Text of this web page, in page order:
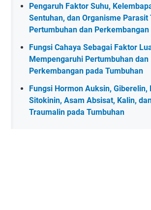
Pengaruh Faktor Suhu,
Sentuhan, dan Organisme Parasit
Pertumbuhan dan
Fungsi Cahaya Sebagai Faktor
Mempengaruhi Pertumbuhan dan
Perkembangan pada Tumbuhan
Fungsi Hormon Auksin, Giberelin,
Sitokinin, Asam Absisat, Kalin,
Traumalin pada Tumbuhan